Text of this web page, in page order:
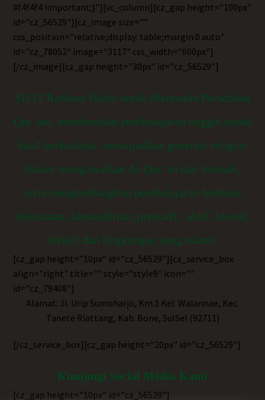
#f4f4f4 !important;}"][vc_column][cz_gap height="100px"
id="cz_56529"][cz_image size=""
css_position="relative;display: table;margin:0 auto"
id="cz_78052" image="3117" css_width="600px"]
[/cz_image][cz_gap height="30px" id="cz_56529"]
SD IT Rabbani Hadir untuk Memandu Peradaban
Qur’ani, memberikan pembelajaran unggul untuk
hasil berkualitas, mewujudkan generasi religius
dalam mengamalkan Al-Qur’an dan Sunnah,
serta mengembangkan pembelajaran berbasis
keislaman, kemandirian, prestatif, aktif, kreatif,
efektif dan lingkungan yang islami.
[cz_gap height="10px" id="cz_56529"][cz_service_box
align="right" title="" style="style9" icon=""
id="cz_79408"]
Alamat: Jl. Urip Sumoharjo, Km.1 Kel. Walannae, Kec.
Tanete Riattang, Kab. Bone, SulSel (92711)
[/cz_service_box][cz_gap height="20px" id="cz_56529"]
Kunjungi Social Media Kami
[cz_gap height="10px" id="cz_56529"]